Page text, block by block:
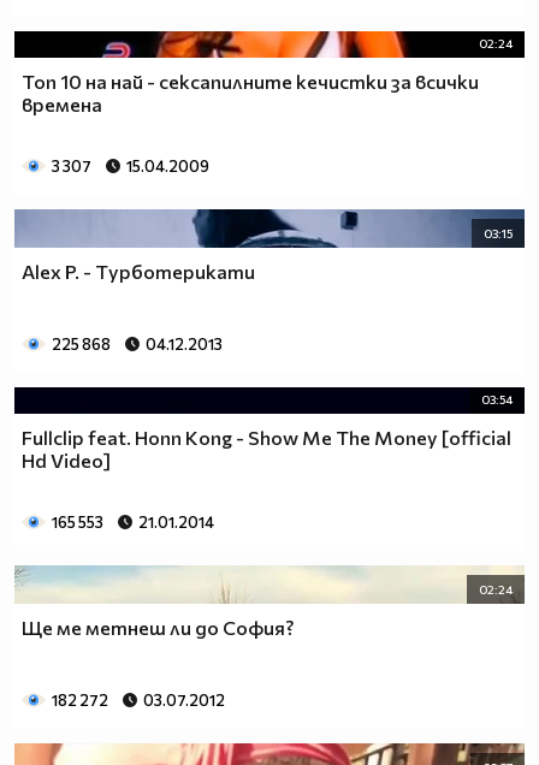
02:24
Топ 10 на най - сексапилните кечистки за всички
времена
3 307 15.04.2009
03:15
Alex P. - Tурботерикати
225 868 04.12.2013
03:54
Fullclip feat. Honn Кong - Show Me The Money [official
Hd Video]
165 553 21.01.2014
02:24
Ще ме метнеш ли до София?
182 272 03.07.2012